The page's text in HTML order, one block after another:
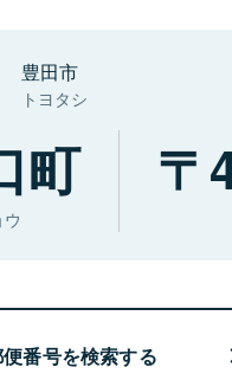
豊田市
トヨタシ
町
番号を検索する